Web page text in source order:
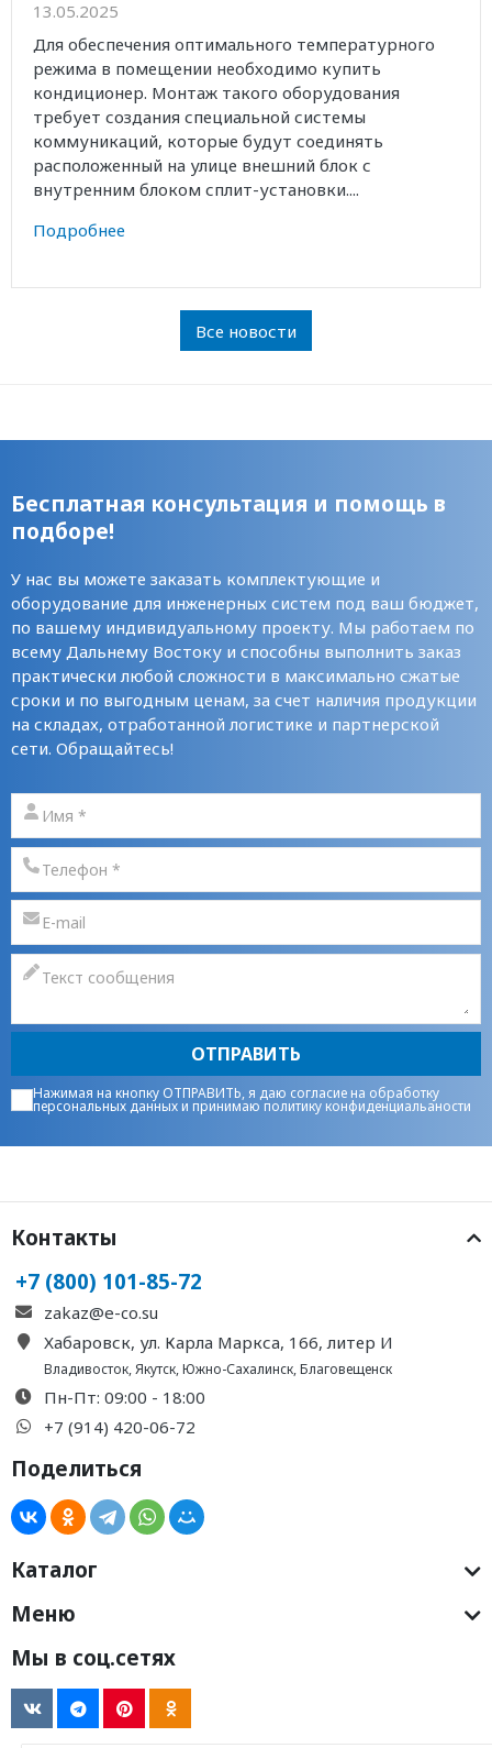
13.05.2025
Для обеспечения оптимального температурного
режима в помещении необходимо купить
кондиционер. Монтаж такого оборудования
требует создания специальной системы
коммуникаций, которые будут соединять
расположенный на улице внешний блок с
внутренним блоком сплит-установки....
Подробнее
Все новости
Бесплатная консультация и помощь в
подборе!
У нас вы можете заказать комплектующие и
оборудование для инженерных систем под ваш бюджет,
по вашему индивидуальному проекту. Мы работаем по
всему Дальнему Востоку и способны выполнить заказ
практически любой сложности в максимально сжатые
сроки и по выгодным ценам, за счет наличия продукции
на складах, отработанной логистике и партнерской
сети. Обращайтесь!
ОТПРАВИТЬ
Нажимая на кнопку ОТПРАВИТЬ, я даю согласие на обработку
персональных данныхи принимаюполитику конфиденциальаности
Контакты
+7 (800) 101-85-72
zakaz@e-co.su
Хабаровск, ул. Карла Маркса, 166, литер И
Владивосток,Якутск,Южно-Сахалинск,Благовещенск
Пн-Пт: 09:00 - 18:00
+7 (914) 420-06-72
Поделиться
Каталог
Меню
Мы в соц.сетях